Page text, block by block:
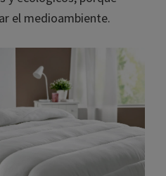
y ecológicos, porque